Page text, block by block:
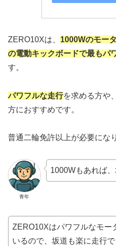
ZERO10Xは、 1000Wのモー
の電動キックボードで最もパ
す。
パワフルな走行を求める方や、
方におすすめです。
普通二輪免許以上が必要にな
青年
1000Wもあれば
ZERO10Xはパワフルなモー
いるので、坂道も楽に走行で